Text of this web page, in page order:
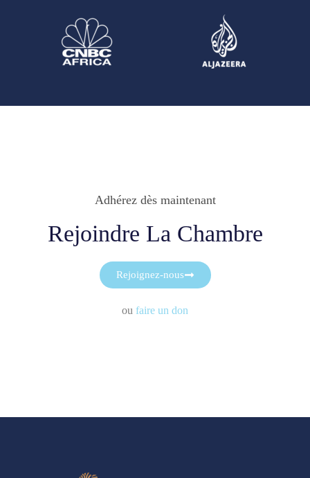
Adhérez dès maintenant
Rejoindre La Chambre
Rejoignez-nous
ou faire un don